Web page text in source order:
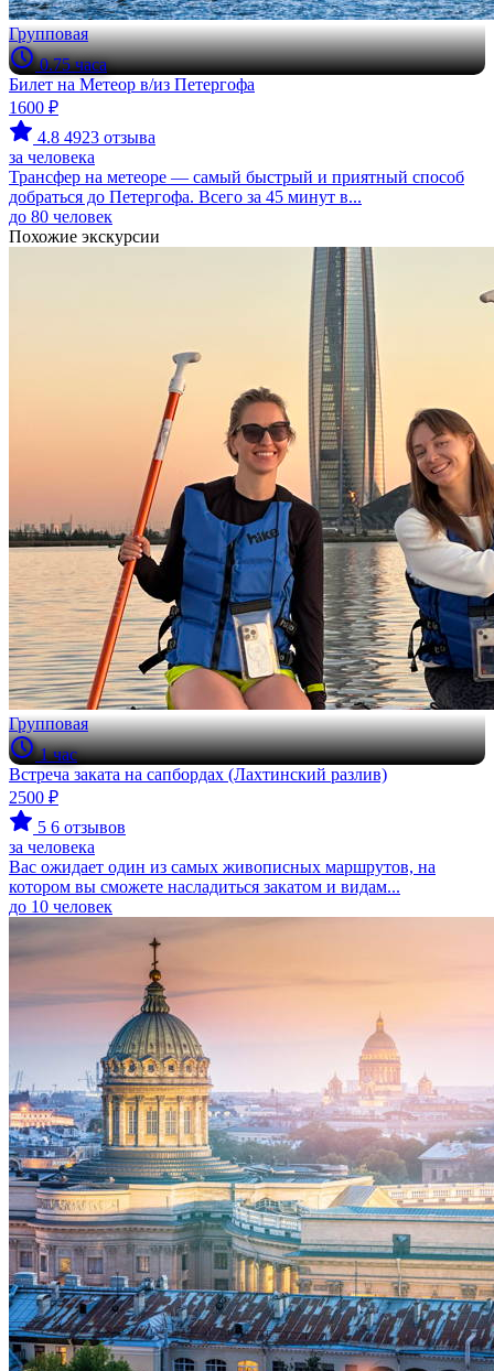
Групповая
0.75 часа
Билет на Метеор в/из Петергофа
1600 ₽
4.8 4923 отзыва
за человека
Трансфер на метеоре — самый быстрый и приятный способ
добраться до Петергофа. Всего за 45 минут в...
до 80 человек
Похожие экскурсии
Групповая
1 час
Встреча заката на сапбордах (Лахтинский разлив)
2500 ₽
5 6 отзывов
за человека
Вас ожидает один из самых живописных маршрутов, на
котором вы сможете насладиться закатом и видам...
до 10 человек